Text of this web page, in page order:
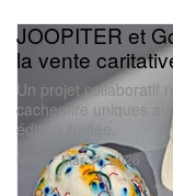
Mode
JOOPITER et
la vente
Un projet collaboratif
cachemire uniques
édition limitée.
Mar 31, 2026